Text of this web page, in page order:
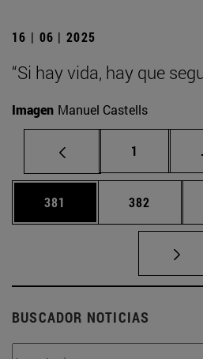
16 | 06 | 2025
“Si hay vida, hay que
Imagen Manuel Castells
Página
1
Página
381 Página
382
BUSCADOR NOTICIAS